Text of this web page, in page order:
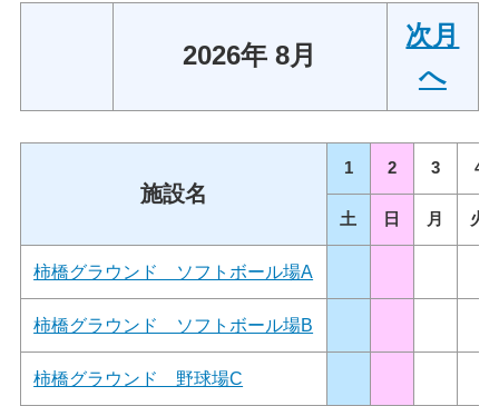
2026年 8月
次月
へ
施設名
1 2 3 4
土 日 月 火
柿橋グラウンド ソフトボール場A
柿橋グラウンド ソフトボール場B
柿橋グラウンド 野球場C